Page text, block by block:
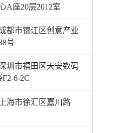
A座20层2012室
都市锦江区创意产业
号
圳市福田区天安数码
6-2C
海市徐汇区嘉川路